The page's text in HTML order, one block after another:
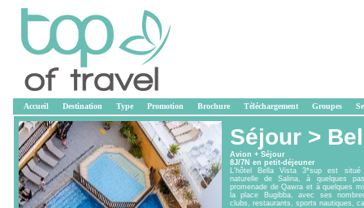
Accueil Destination Type Promotion Brochure Téléchargement Groupes
Séjour >
Avion + Séjour
8J/7N en petit-déjeuner
L'hôtel Bella Vista 3*sup est
naturelle de Salina, à quelques
promenade de Qawra et à quelques
la place Bugibba, avec ses
clubs, restaurants, sports nautiques,